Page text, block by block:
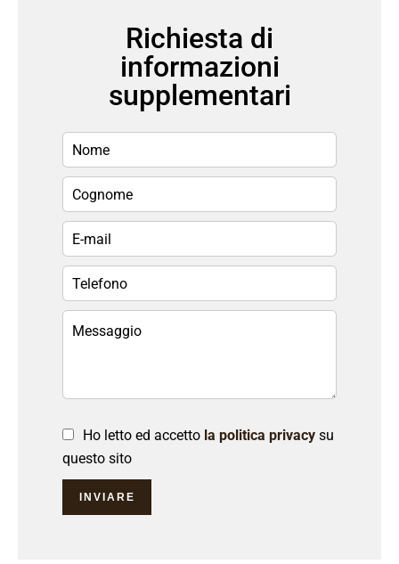
Richiesta di
informazioni
supplementari
Ho letto ed accetto la politica privacy su
questo sito
INVIARE